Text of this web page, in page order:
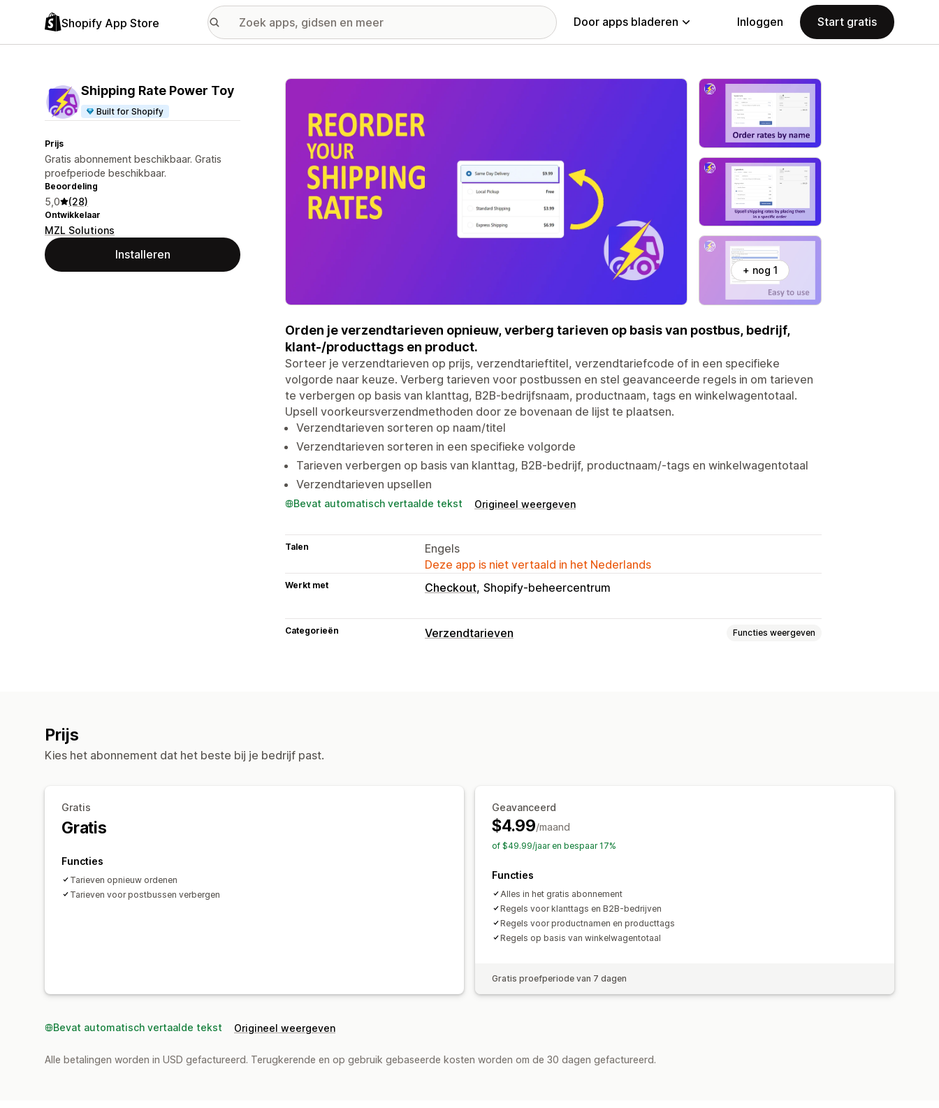
Shopify App Store Door apps bladeren Inloggen Start gratis
Shipping Rate Power Toy
Built for Shopify
Prijs
Gratis abonnement beschikbaar. Gratis
proefperiode beschikbaar.
Beoordeling
5,0 (28)
Ontwikkelaar
MZL Solutions
Installeren
Galerij met uitgelichte afbeeldingen
+ nog 1
Orden je verzendtarieven opnieuw, verberg tarieven op basis van postbus, bedrijf,
klant-/producttags en product.
Sorteer je verzendtarieven op prijs, verzendtarieftitel, verzendtariefcode of in een specifieke
volgorde naar keuze. Verberg tarieven voor postbussen en stel geavanceerde regels in om tarieven
te verbergen op basis van klanttag, B2B-bedrijfsnaam, productnaam, tags en winkelwagentotaal.
Upsell voorkeursverzendmethoden door ze bovenaan de lijst te plaatsen.
Verzendtarieven sorteren op naam/titel
Verzendtarieven sorteren in een specifieke volgorde
Tarieven verbergen op basis van klanttag, B2B-bedrijf, productnaam/-tags en winkelwagentotaal
Verzendtarieven upsellen
Bevat automatisch vertaalde tekst Origineel weergeven
Talen
Engels
Deze app is niet vertaald in het Nederlands
Werkt met Checkout Shopify-beheercentrum
Categorieën Verzendtarieven Functies weergeven
Beperkingen voor gebruik van postbussen
Percentages opnieuw bestellen
Prijs
Kies het abonnement dat het beste bij je bedrijf past.
Gratis
Gratis
Functies
Tarieven opnieuw ordenen
Tarieven voor postbussen verbergen
Geavanceerd
$4.99/maand
of $49.99/jaar en bespaar 17%
Functies
Alles in het gratis abonnement
Regels voor klanttags en B2B-bedrijven
Regels voor productnamen en producttags
Regels op basis van winkelwagentotaal
Gratis proefperiode van 7 dagen
Bevat automatisch vertaalde tekst Origineel weergeven
Alle betalingen worden in USD gefactureerd. Terugkerende en op gebruik gebaseerde kosten worden om de 30 dagen gefactureerd.